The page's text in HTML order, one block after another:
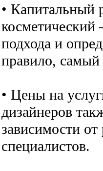
• Капитальный
косметический
подхода и
правило,
• Цены на
дизайнеров
зависимости
специалистов.